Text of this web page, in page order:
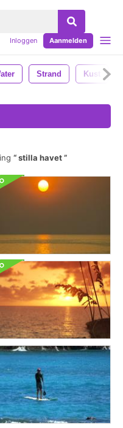
Inloggen Aanmelden
Strand Kust
stilla havet